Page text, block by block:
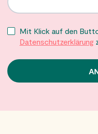
Mit Klick auf den
Datenschutzerklärung